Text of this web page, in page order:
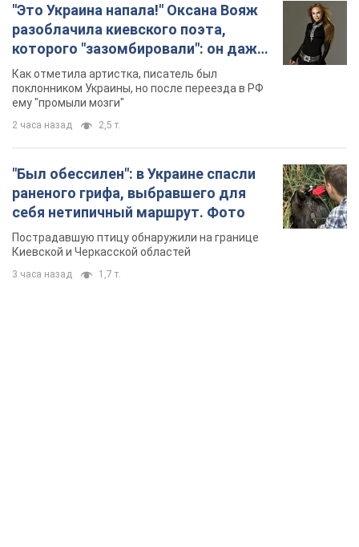
"Это Украина напала!" Оксана Вояж
разоблачила киевского поэта,
которого "зазомбировали": он даже
русского не знал, а теперь хочет
геноцида украинцев
Как отметила артистка, писатель был
поклонником Украины, но после переезда в РФ
ему "промыли мозги"
2 часа назад 2,5 т.
"Был обессилен": в Украине спасли
раненого грифа, выбравшего для
себя нетипичный маршрут. Фото
Пострадавшую птицу обнаружили на границе
Киевской и Черкасской областей
3 часа назад 1,7 т.